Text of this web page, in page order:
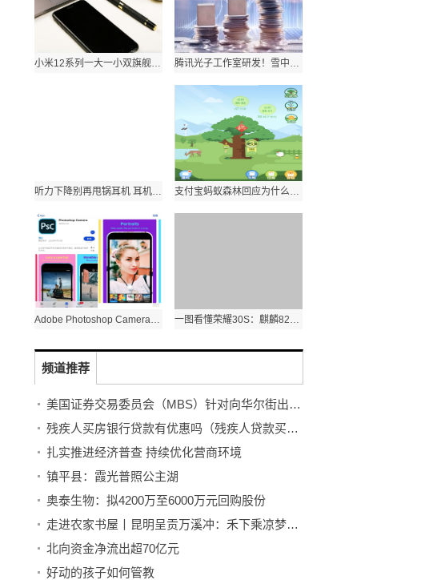
小米12系列一大一小双旗舰 卢伟冰：向苹果学习，但仍有差距 腾讯光子工作室研发！雪中悍刀行手游今日正式官宣
听力下降别再甩锅耳机 耳机使用中的三个伤耳习惯 支付宝蚂蚁森林回应为什么一直不见沙柳？今天上沙柳！
Adobe Photoshop Camera要来了？App Store预计4月14日发行 一图看懂荣耀30S：麒麟820+6400万全焦段AI四摄
频道推荐
美国证券交易委员会（MBS）针对向华尔街出售抵押贷款支持证券一事，对一家主要抵押贷款机构展开调查
残疾人买房银行贷款有优惠吗（残疾人贷款买房需要注意什么）
扎实推进经济普查 持续优化营商环境
镇平县：霞光普照公主湖
奥泰生物：拟4200万至6000万元回购股份
走进农家书屋丨昆明呈贡万溪冲：禾下乘凉梦，书香满农家
北向资金净流出超70亿元
好动的孩子如何管教